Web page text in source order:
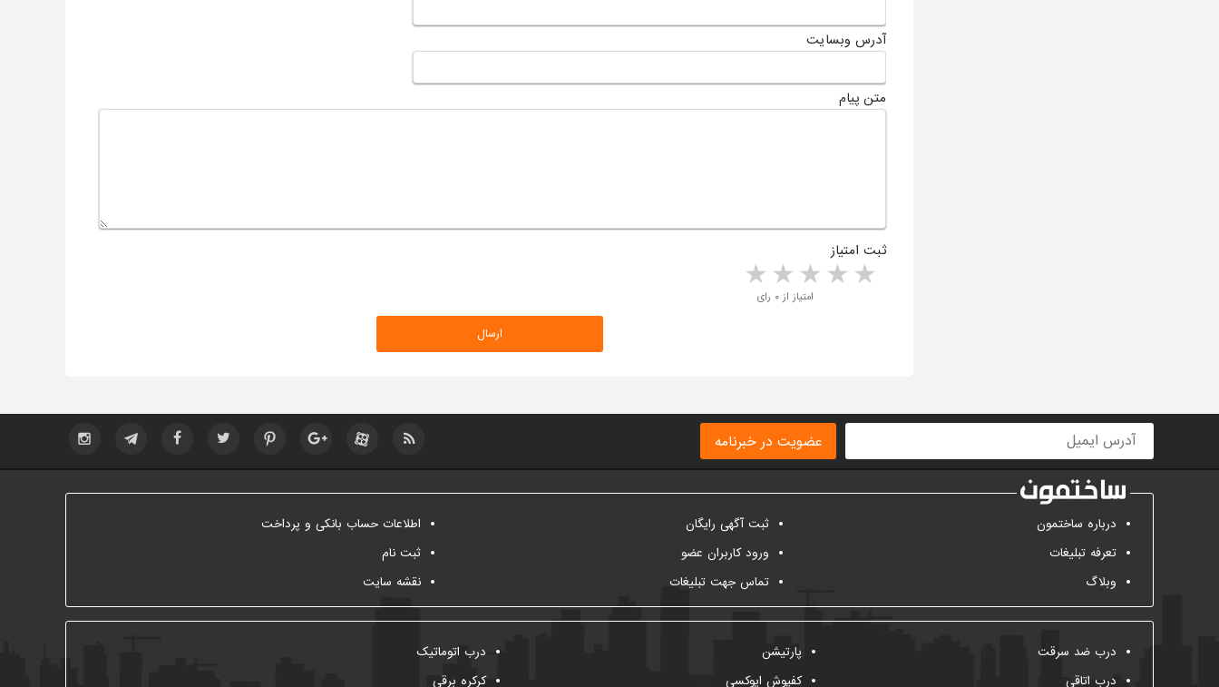
آدرس وبسایت
متن پیام
ثبت امتیاز
4 stars 3 stars 2 stars 1 star امتیاز از ۰ رای
عضویت در خبرنامه
درباره ساختمون
تعرفه تبلیغات
وبلاگ
ثبت آگهی رایگان
ورود کاربران عضو
تماس جهت تبلیغات
اطلاعات حساب بانکی و پرداخت
ثبت نام
نقشه سایت
درب ضد سرقت
درب اتاقی
پارتیشن
کفپوش اپوکسی
درب اتوماتیک
کرکره برقی